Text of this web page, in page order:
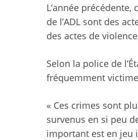
L’année
de l’ADL sont des
des actes de
Selon la police de
fréquemment
« Ces crimes sont
survenus en si peu
important est en jeu